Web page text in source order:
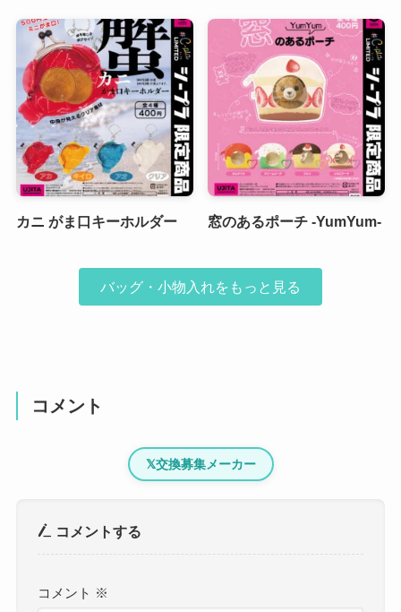
カニ がま口キーホルダー 窓のあるポーチ -YumYum-
バッグ・小物入れをもっと見る
コメント
𝕏交換募集メーカー
コメントする
コメント ※